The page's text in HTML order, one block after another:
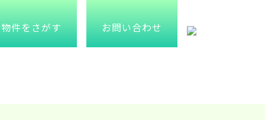
物件をさがす お問い合わせ